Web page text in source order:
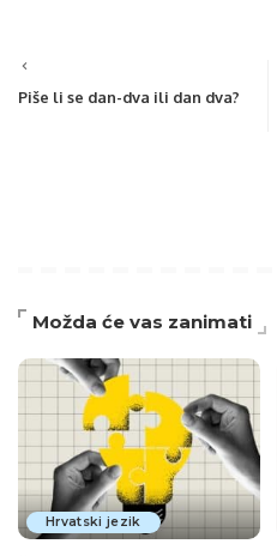
Piše li se dan-dva ili dan dva?
Možda će vas zanimati
Hrvatski jezik